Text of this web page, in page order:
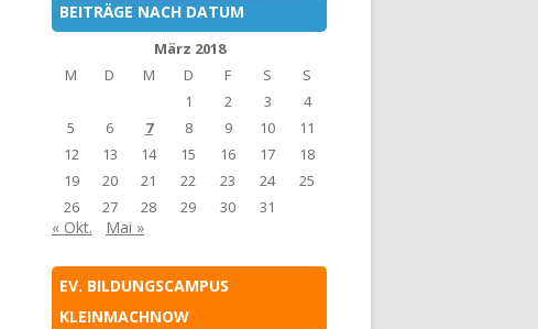
BEITRÄGE NACH DATUM
März 2018
M
D M D F S
S
1
2 3
4
5
6 7 8 9 10
11
12
13 14 15 16 17
18
19
20 21 22 23 24
25
26
27 28 29 30 31
« Okt. Mai »
EV. BILDUNGSCAMPUS
KLEINMACHNOW